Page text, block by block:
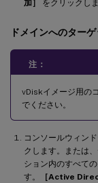
加］
をクリックしま
ドメインへのター
注：
vDiskイメージ用の
でください。
コンソールウィン
クします。または
ション内のすべて
す。
［Active